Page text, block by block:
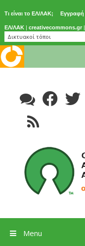
Τι είναι το ΕΛ/ΛΑΚ; Εγγραφή
ΕΛ/ΛΑΚ | creativecommons.gr |
content
Menu